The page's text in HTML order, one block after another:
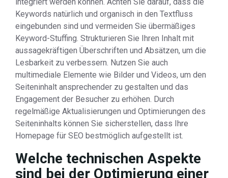
Keywords natürlich und organisch in den Textfluss
eingebunden sind und vermeiden Sie übermäßiges
Keyword-Stuffing. Strukturieren Sie Ihren Inhalt mit
aussagekräftigen Überschriften und Absätzen, um die
Lesbarkeit zu verbessern. Nutzen Sie auch
multimediale Elemente wie Bilder und Videos, um den
Seiteninhalt ansprechender zu gestalten und das
Engagement der Besucher zu erhöhen. Durch
regelmäßige Aktualisierungen und Optimierungen des
Seiteninhalts können Sie sicherstellen, dass Ihre
Homepage für SEO bestmöglich aufgestellt ist.
Welche technischen Aspekte
sind bei der Optimierung einer